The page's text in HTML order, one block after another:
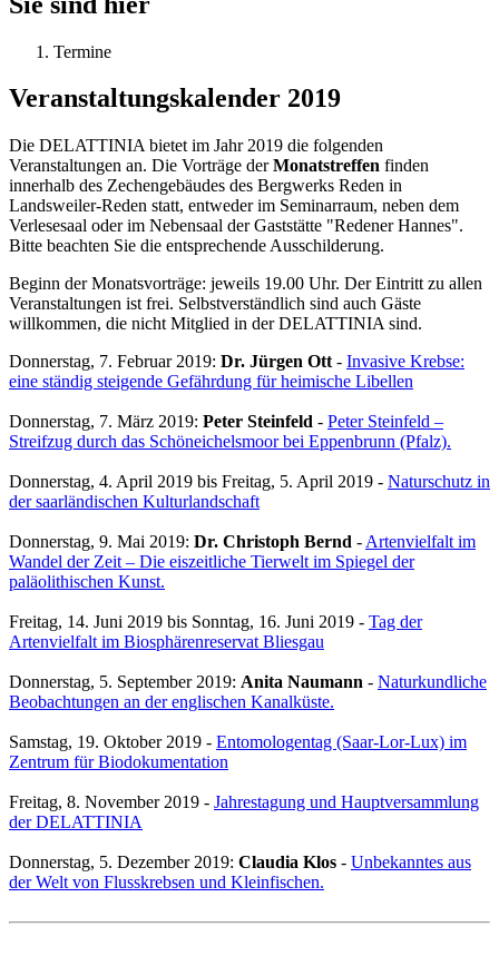
Termine
Veranstaltungskalender 2019
Die DELATTINIA bietet im Jahr 2019 die folgenden
Veranstaltungen an. Die Vorträge derMonatstreffen finden
innerhalb des Zechengebäudes des Bergwerks Reden in
Landsweiler-Reden statt, entweder im Seminarraum, neben dem
Verlesesaal oder im Nebensaal der Gaststätte "Redener Hannes".
Bitte beachten Sie die entsprechende Ausschilderung.
Beginn der Monatsvorträge: jeweils 19.00 Uhr. Der Eintritt zu allen
Veranstaltungen ist frei. Selbstverständlich sind auch Gäste
willkommen, die nicht Mitglied in der DELATTINIA sind.
Donnerstag, 7. Februar 2019: Dr. Jürgen Ott - Invasive Krebse:
eine ständig steigende Gefährdung für heimische Libellen
Donnerstag, 7. März 2019: Peter Steinfeld - Peter Steinfeld –
Streifzug durch das Schöneichelsmoor bei Eppenbrunn (Pfalz).
Donnerstag, 4. April 2019 bis Freitag, 5. April 2019 - Naturschutz in
der saarländischen Kulturlandschaft
Donnerstag, 9. Mai 2019: Dr. Christoph Bernd - Artenvielfalt im
Wandel der Zeit – Die eiszeitliche Tierwelt im Spiegel der
paläolithischen Kunst.
Freitag, 14. Juni 2019 bis Sonntag, 16. Juni 2019 - Tag der
Artenvielfalt im Biosphärenreservat Bliesgau
Donnerstag, 5. September 2019: Anita Naumann - Naturkundliche
Beobachtungen an der englischen Kanalküste.
Samstag, 19. Oktober 2019 - Entomologentag (Saar-Lor-Lux) im
Zentrum für Biodokumentation
Freitag, 8. November 2019 - Jahrestagung und Hauptversammlung
der DELATTINIA
Donnerstag, 5. Dezember 2019: Claudia Klos - Unbekanntes aus
der Welt von Flusskrebsen und Kleinfischen.